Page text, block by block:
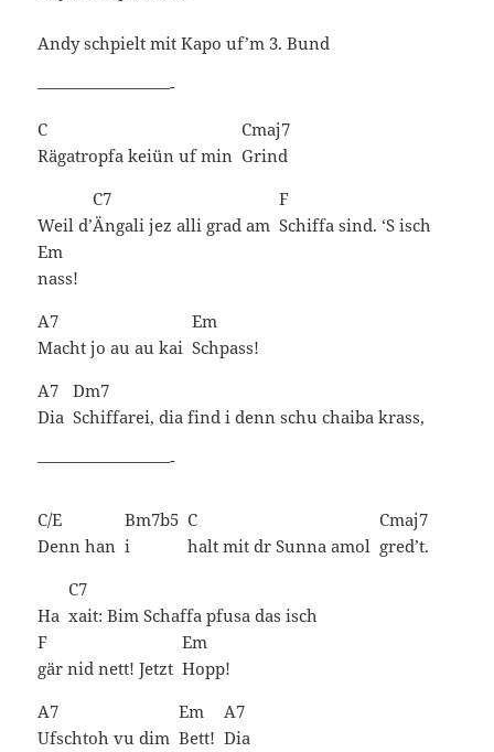
Andy schpielt mit Kapo uf’m 3. Bund
————————-
C
Rägatropfa keiün uf min
Cmaj7
Grind
Weil d’
C7
Ängali jez alli grad am
F
Schiffa sind. ‘S isch
Em
nass!
A7
Macht jo au au kai
Em
Schpass!
A7
Dia
Dm7
Schiffarei, dia find i denn schu chaiba krass,
————————-
C/E
Denn han
Bm7b5
i
C
halt mit dr Sunna amol
Cmaj7
gred’t.
Ha
C7
xait: Bim Schaffa pfusa das isch
F
gär nid nett! Jetzt
Em
Hopp!
A7
Ufschtoh vu dim
Em
Bett!
A7
Dia